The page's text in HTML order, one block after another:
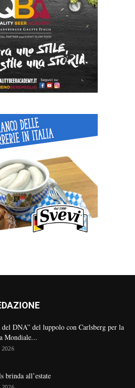
del DNA” del luppolo con Carlsberg per la
Mondiale...
2026
brinda all’estate